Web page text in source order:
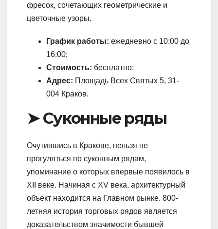
фресок, сочетающих геометрические и
цветочные узоры.
График работы: ежедневно с 10:00 до
16:00;
Стоимость: бесплатно;
Адрес: Площадь Всех Святых 5, 31-
004 Краков.
➤ Суконные ряды
Очутившись в Кракове, нельзя не
прогуляться по суконным рядам,
упоминание о которых впервые появилось в
XII веке. Начиная с XV века, архитектурный
объект находится на Главном рынке. 800-
летняя история торговых рядов является
доказательством значимости бывшей